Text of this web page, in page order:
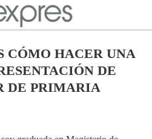
CÓMO HACER UNA
DE
DE PRIMARIA